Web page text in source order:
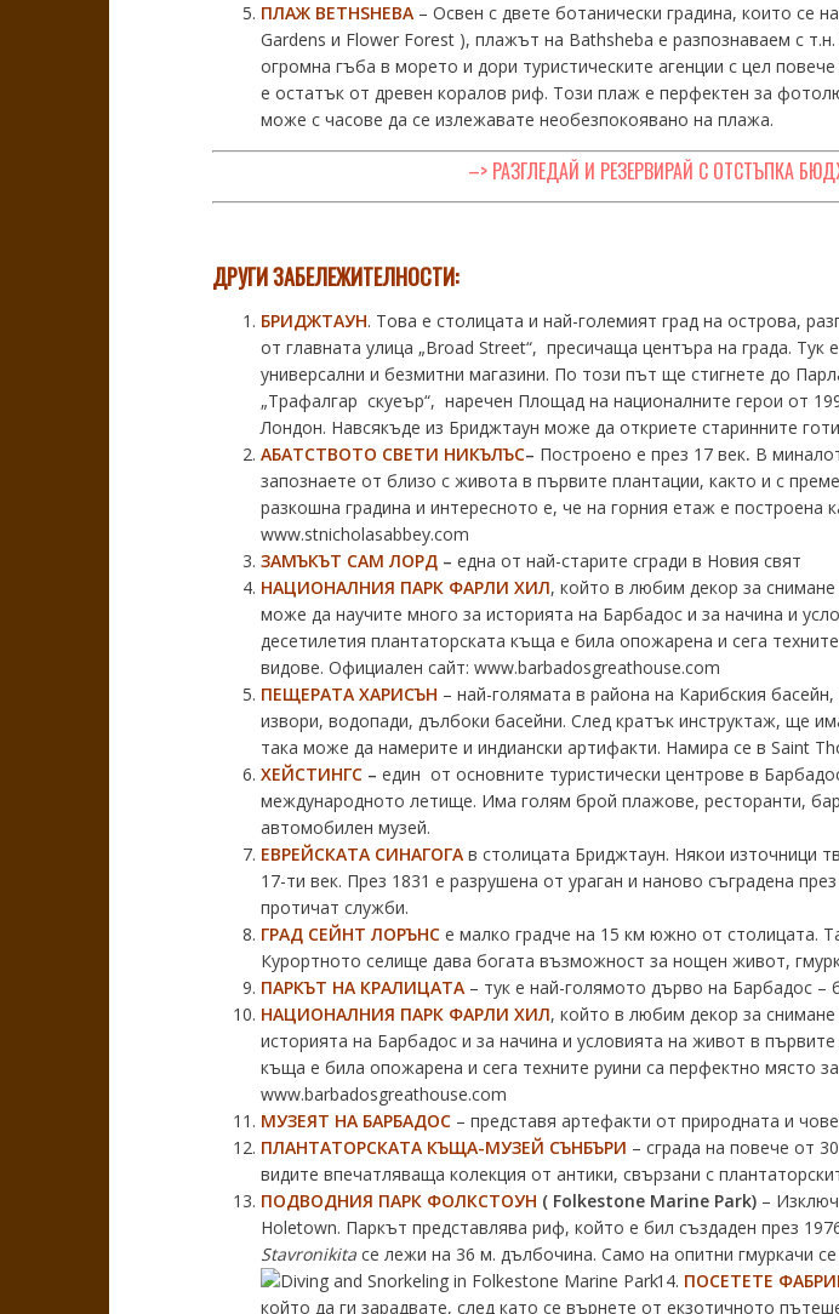
ПЛАЖ BETHSHEBA– Освен с двете ботанически градина, които се
Gardens и Flower Forest ), плажът на Bathsheba е разпознаваем с
огромна гъба в морето и дори туристическите агенции с цел
е остатък от древен коралов риф. Този плаж е перфектен за
може с часове да се излежавате необезпокоявано на плажа.
–> РАЗГЛЕДАЙ И РЕЗЕРВИРАЙ С ОТСТЪПКА
ДРУГИ ЗАБЕЛЕЖИТЕЛНОСТИ:
БРИДЖТАУН. Това е столицата и най-големият град на острова,
от главната улица „Broad Street“, пресичаща центъра на града.
универсални и безмитни магазини. По този път ще стигнете до
„Трафалгар скуеър“, наречен Площад на националните герои от
Лондон. Навсякъде из Бриджтаун може да откриете старинните
АБАТСТВОТО СВЕТИ НИКЪЛЪС– Построено е през 17 век. В
запознаете от близо с живота в първите плантации, както и с
разкошна градина и интересното е, че на горния етаж е
www.stnicholasabbey.com
ЗАМЪКЪТ САМ ЛОРД– една от най-старите сгради в Новия свят
НАЦИОНАЛНИЯ ПАРК ФАРЛИ ХИЛ, който в любим декор за
може да научите много за историята на Барбадос и за начина и
десетилетия плантаторската къща е била опожарена и сега
видове. Официален сайт: www.barbadosgreathouse.com
ПЕЩЕРАТА ХАРИСЪН – най-голямата в района на Карибския
извори, водопади, дълбоки басейни. След кратък инструктаж, ще
така може да намерите и индиански артифакти. Намира се в Saint
ХЕЙСТИНГС– един от основните туристически центрове в
международното летище. Има голям брой плажове, ресторанти,
автомобилен музей.
ЕВРЕЙСКАТА СИНАГОГАв столицата Бриджтаун. Някои източници
17-ти век. През 1831 е разрушена от ураган и наново съградена
протичат служби.
ГРАД СЕЙНТ ЛОРЪНСе малко градче на 15 км южно от столицата.
Курортното селище дава богата възможност за нощен живот,
ПАРКЪТ НА КРАЛИЦАТА– тук е най-голямото дърво на Барбадос –
НАЦИОНАЛНИЯ ПАРК ФАРЛИ ХИЛ, който в любим декор за
историята на Барбадос и за начина и условията на живот в
къща е била опожарена и сега техните руини са перфектно място
www.barbadosgreathouse.com
МУЗЕЯТ НА БАРБАДОС– представя артефакти от природната и
ПЛАНТАТОРСКАТА КЪЩА-МУЗЕЙ СЪНБЪРИ – сграда на повече от
видите впечатляваща колекция от антики, свързани с
ПОДВОДНИЯ ПАРК ФОЛКСТОУН ( Folkestone Marine Park)–
Holetown. Паркът представлява риф, който е бил създаден през
Stavronikitaсе лежи на 36 м. дълбочина. Само на опитни гмуркачи
ПОСЕТЕТЕ
който да ги зарадвате, след като се върнете от екзотичното